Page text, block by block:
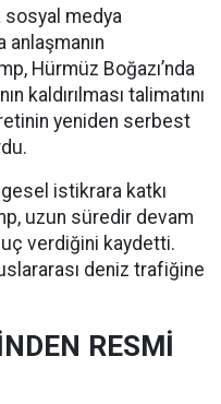
sosyal medya
anlaşmanın
Hürmüz Boğazı’nda
kaldırılması talimatını
yeniden serbest
istikrara katkı
uzun süredir devam
verdiğini kaydetti.
deniz trafiğine
RESMİ